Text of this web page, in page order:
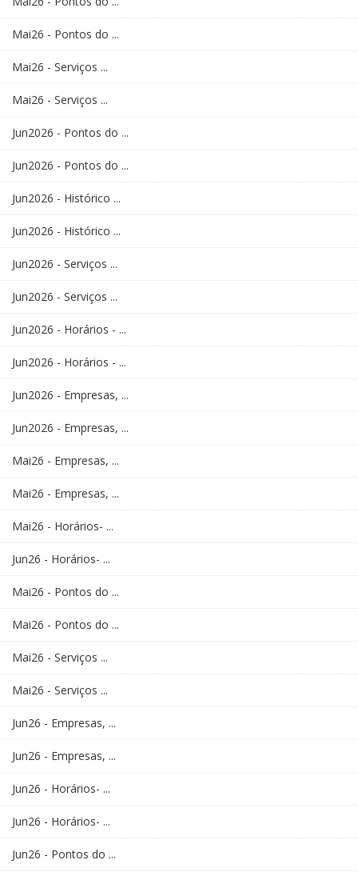
Mai26 - Pontos do ...
Mai26 - Serviços ...
Mai26 - Serviços ...
Jun2026 - Pontos do ...
Jun2026 - Pontos do ...
Jun2026 - Histórico ...
Jun2026 - Histórico ...
Jun2026 - Serviços ...
Jun2026 - Serviços ...
Jun2026 - Horários - ...
Jun2026 - Horários - ...
Jun2026 - Empresas, ...
Jun2026 - Empresas, ...
Mai26 - Empresas, ...
Mai26 - Empresas, ...
Mai26 - Horários- ...
Jun26 - Horários- ...
Mai26 - Pontos do ...
Mai26 - Pontos do ...
Mai26 - Serviços ...
Mai26 - Serviços ...
Jun26 - Empresas, ...
Jun26 - Empresas, ...
Jun26 - Horários- ...
Jun26 - Horários- ...
Jun26 - Pontos do ...